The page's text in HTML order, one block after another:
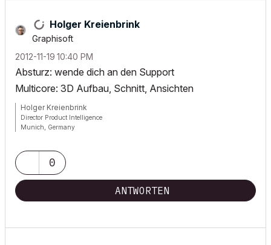
Holger Kreienbrink
Graphisoft
‎2012-11-19 10:40 PM
Absturz: wende dich an den Support
Multicore: 3D Aufbau, Schnitt, Ansichten
Holger Kreienbrink
Director Product Intelligence
Munich, Germany
0
ANTWORTEN